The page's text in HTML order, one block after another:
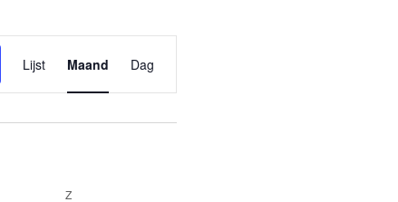
Evenement
weergaven
navigatie
Lijst Maand Dag
Z